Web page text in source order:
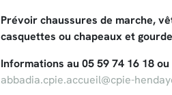
Prévoir chaussures de marche,
casquettes ou chapeaux et
Informations au 05 59 74 16 18 ou
abbadia.cpie.accueil@cpie-